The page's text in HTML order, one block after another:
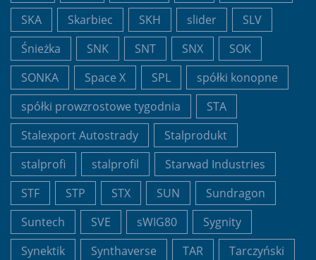
SKA
Skarbiec SKH slider
SLV
Śnieżka
SNK SNT SNX
SOK
SONKA
Space X SPL
spółki konopne
spółki prowzrostowe tygodnia
STA
Stalexport Autostrady
Stalprodukt
stalprofi
stalprofil
Starwad Industries
STF
STP STX SUN
Sundragon
Suntech
SVE sWIG80
Sygnity
Synektik
Synthaverse TAR
Tarczyński